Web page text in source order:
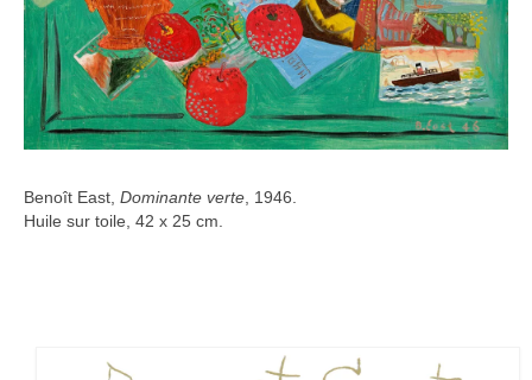
Benoît East, Dominante verte , 1946.
Huile sur toile, 42 x 25 cm.